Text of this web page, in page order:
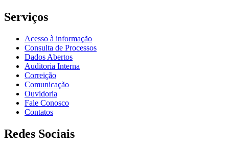
Serviços
Acesso à informação
Consulta de Processos
Dados Abertos
Auditoria Interna
Correição
Comunicação
Ouvidoria
Fale Conosco
Contatos
Redes Sociais